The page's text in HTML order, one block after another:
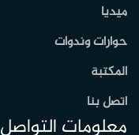
ميديا
حوارات وندوات
المكتبة
اتصل بنا
معلومات التواصل